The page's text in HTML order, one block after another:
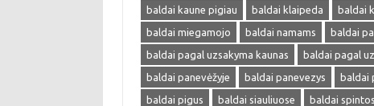
baldai kaune pigiau
baldai klaipeda baldai
baldai miegamojo
baldai namams baldai
baldai pagal uzsakyma kaunas
baldai pagal
baldai panevėžyje
baldai panevezys baldai
baldai pigus
baldai siauliuose baldai spintos